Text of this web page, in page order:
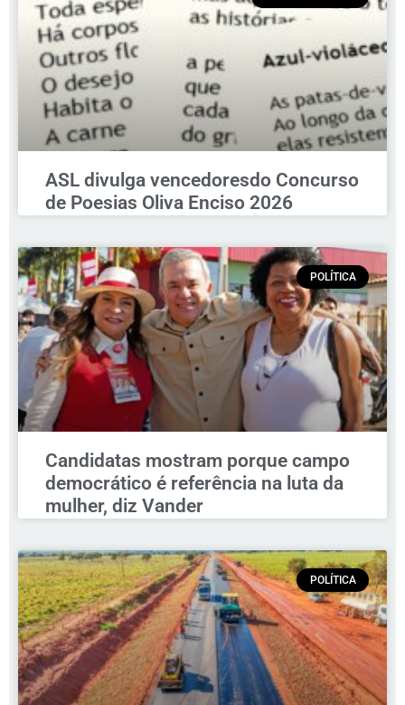
ASL divulga vencedoresdo Concurso
de Poesias Oliva Enciso 2026
POLÍTICA
Candidatas mostram porque campo
democrático é referência na luta da
mulher, diz Vander
POLÍTICA